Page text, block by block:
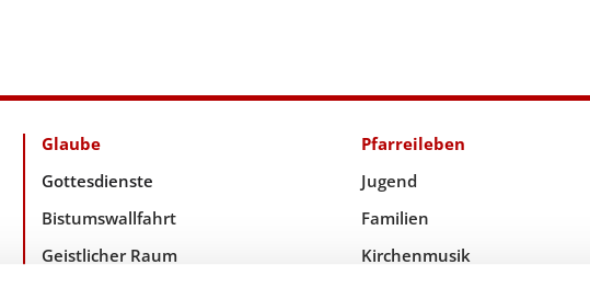
Glaube
Gottesdienste
Bistumswallfahrt
Geistlicher Raum
Pfarreileben
Jugend
Familien
Kirchenmusik